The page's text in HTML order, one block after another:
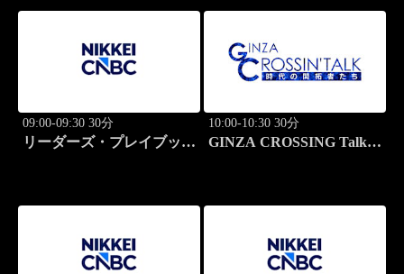
09:00-09:30 30分
リーダーズ・プレイブック
10:00-10:30 30分
GINZA CROSSING Talk